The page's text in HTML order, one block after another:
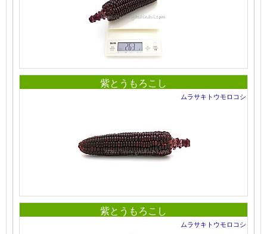
紫とうもろこし
ムラサキトウモロコシ
紫とうもろこし
ムラサキトウモロコシ